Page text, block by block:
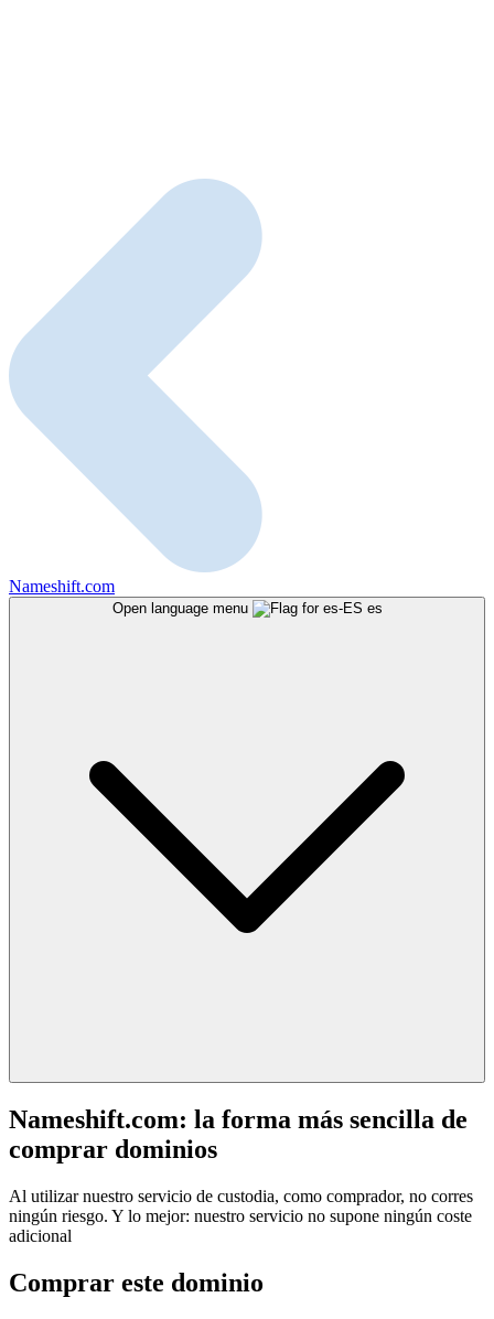
Nameshift.com
Open language menu es
Nameshift.com: la forma más sencilla de
comprar dominios
Al utilizar nuestro servicio de custodia, como comprador, no corres
ningún riesgo. Y lo mejor: nuestro servicio no supone ningún coste
adicional
Comprar este dominio